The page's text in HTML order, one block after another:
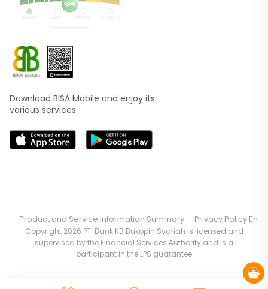
Download BISA Mobile and enjoy its
various services
Copyright 2026 PT. Bank KB Bukopin Syariah is licensed and
supervised by the Financial Services Authority and is a
participant in the LPS guarantee
Product and Service Information Summary Privacy Policy En